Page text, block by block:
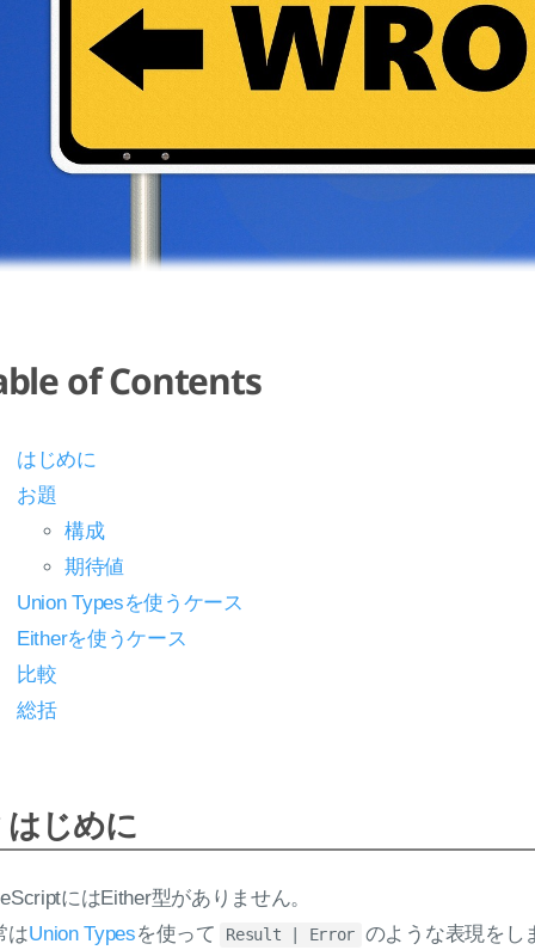
of Contents
はじめに
お題
構成
期待値
Union Typesを使うケース
Eitherを使うケース
比較
総括
はじめに
にはEither型がありません。
はUnion Typesを使って Result | Error のような表現をし